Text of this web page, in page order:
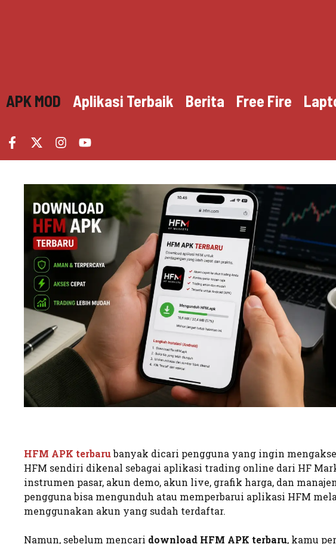
APK MOD Aplikasi Terbaik Berita Free Fire
HFM APK terbarubanyak dicari pengguna yang ingin
HFM sendiri dikenal sebagai aplikasi trading online dari HF
instrumen pasar, akun demo, akun live, grafik harga, dan
pengguna bisa mengunduh atau memperbarui aplikasi HFM
menggunakan akun yang sudah terdaftar.
Namun, sebelum mencari download HFM APK terbaru, kamu